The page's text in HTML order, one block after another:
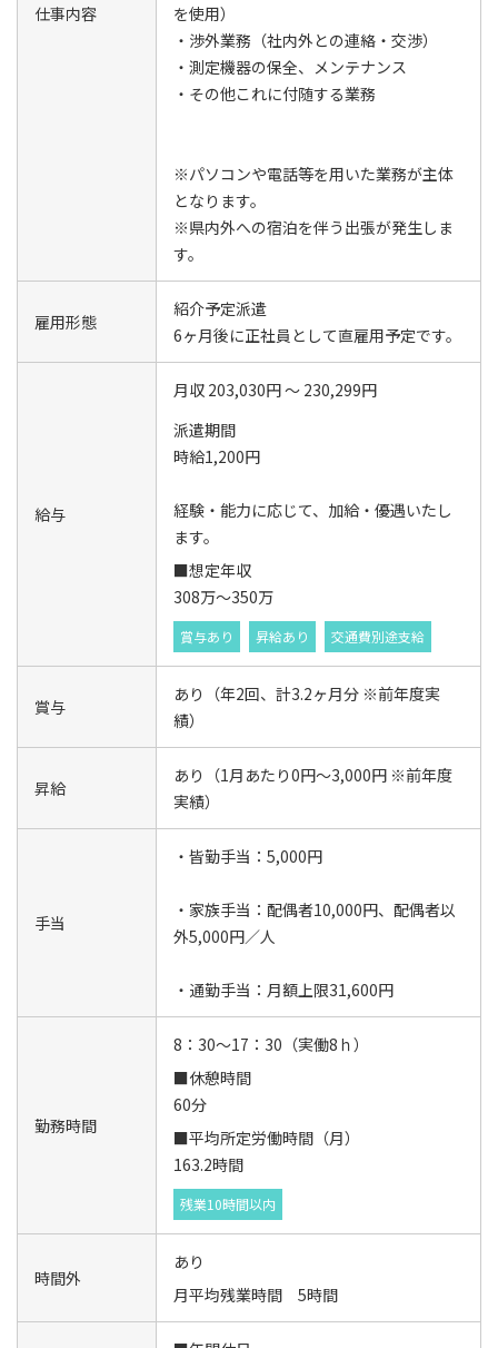
仕事内容
を使用）
・渉外業務（社内外との連絡・交渉）
・測定機器の保全、メンテナンス
・その他これに付随する業務
※パソコンや電話等を用いた業務が主体
となります。
※県内外への宿泊を伴う出張が発生しま
す。
雇用形態
紹介予定派遣
6ヶ月後に正社員として直雇用予定です。
給与
月収 203,030円 ～ 230,299円
派遣期間
時給1,200円
経験・能力に応じて、加給・優遇いたし
ます。
■想定年収
308万～350万
賞与あり 昇給あり 交通費別途支給
賞与
あり（年2回、計3.2ヶ月分 ※前年度実
績）
昇給
あり（1月あたり0円〜3,000円 ※前年度
実績）
手当
・皆勤手当：5,000円
・家族手当：配偶者10,000円、配偶者以
外5,000円／人
・通勤手当：月額上限31,600円
勤務時間
8：30～17：30（実働8ｈ）
■休憩時間
60分
■平均所定労働時間（月）
163.2時間
残業10時間以内
時間外
あり
月平均残業時間 5時間